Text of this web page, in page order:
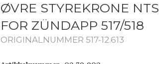
ØVRE STYREKRONE NTS
FOR ZÜNDAPP 517/518
ORIGINALNUMMER 517-12.613